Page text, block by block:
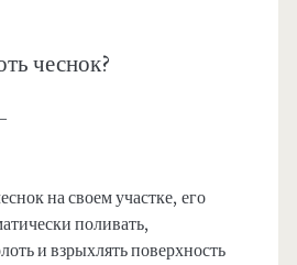
чеснок?
на своем участке, его
поливать,
и взрыхлять поверхность